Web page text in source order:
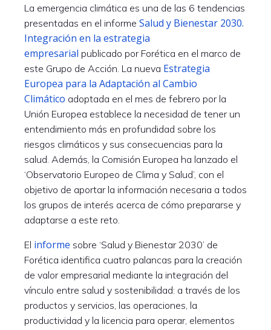
La emergencia climática es una de las 6 tendencias
presentadas en el informe Salud y Bienestar 2030.
Integración en la estrategia
empresarial publicado por Forética en el marco de
este Grupo de Acción. La nueva Estrategia
Europea para la Adaptación al Cambio
Climático adoptada en el mes de febrero por la
Unión Europea establece la necesidad de tener un
entendimiento más en profundidad sobre los
riesgos climáticos y sus consecuencias para la
salud. Además, la Comisión Europea ha lanzado el
‘Observatorio Europeo de Clima y Salud’, con el
objetivo de aportar la información necesaria a todos
los grupos de interés acerca de cómo prepararse y
adaptarse a este reto.
El informe sobre ‘Salud y Bienestar 2030’ de
Forética identifica cuatro palancas para la creación
de valor empresarial mediante la integración del
vínculo entre salud y sostenibilidad: a través de los
productos y servicios, las operaciones, la
productividad y la licencia para operar, elementos